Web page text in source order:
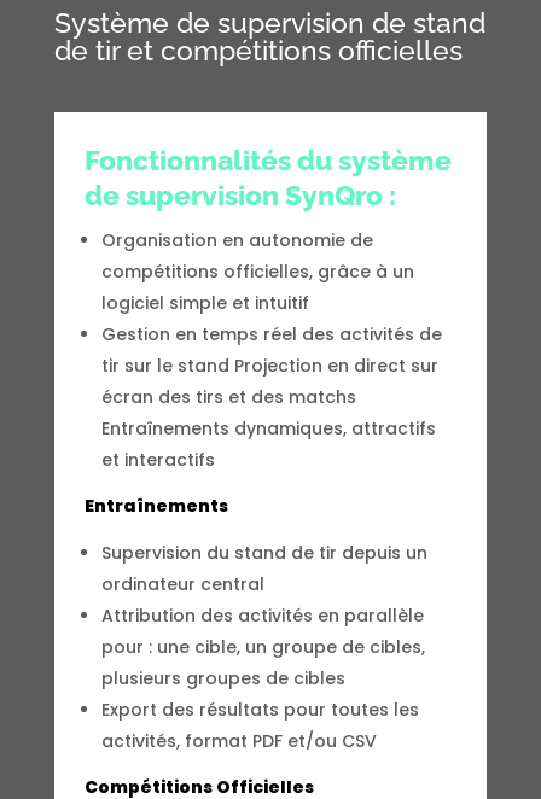
Système de supervision de stand
de tir et compétitions officielles
Fonctionnalités du système
de supervision SynQro :
Organisation en autonomie de
compétitions officielles, grâce à un
logiciel simple et intuitif
Gestion en temps réel des activités de
tir sur le stand Projection en direct sur
écran des tirs et des matchs
Entraînements dynamiques, attractifs
et interactifs
Entraînements
Supervision du stand de tir depuis un
ordinateur central
Attribution des activités en parallèle
pour : une cible, un groupe de cibles,
plusieurs groupes de cibles
Export des résultats pour toutes les
activités, format PDF et/ou CSV
Compétitions Officielles